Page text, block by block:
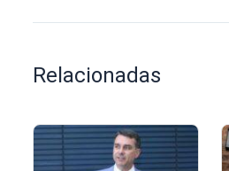
Relacionadas